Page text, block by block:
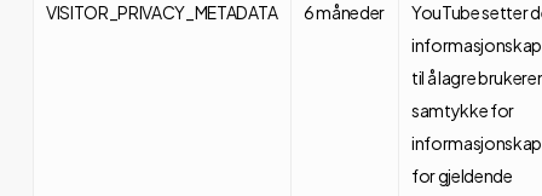
VISITOR_PRIVACY_METADATA 6 måneder
YouTube setter
til å lagre
samtykke for
for gjeldende